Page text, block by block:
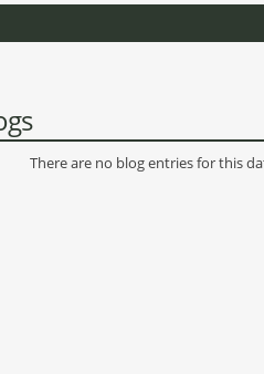
There are no blog entries for this